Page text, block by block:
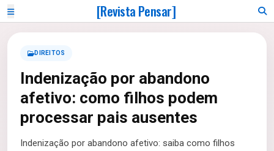
[Revista Pensar]
DIREITOS
Indenização por abandono
afetivo: como filhos podem
processar pais ausentes
Indenização por abandono afetivo: saiba como filhos